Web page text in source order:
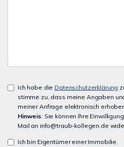
Ich habe die Datenschutzerklärung
stimme zu, dass meine Angaben
meiner Anfrage elektronisch
Hinweis: Sie können Ihre
Mail an info@traub-kollegen.de
Ich bin Eigentümer einer Immobilie.